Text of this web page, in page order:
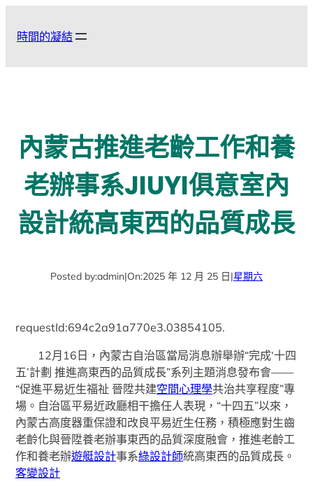
時間的凝結
內蒙古推進老齡工作和養
老辦事系JIUYI俱意室內
設計統高東西的品質成長
Posted by:admin|On:2025 年 12 月 25 日|星期六
requestId:694c2a91a770e3.03854105.
12月16日，內蒙古自治區當局消息辦舉辦“完成‘十四
五’計劃 推進高東西的品質成長”系列主題消息發布會——
“促進平易近生福祉 晉陞共建空間心理學共治共享程度”專
場。自治區平易近政廳相干擔任人表現，“十四五”以來，
內蒙古高度器重保證和改良平易近生任務，積極應對生齒
老齡化與晉陞養老辦事東西的品質深度融會，推進老齡工
作和養老辦遊艇設計事系綠設計師統高東西的品質成長。
客變設計